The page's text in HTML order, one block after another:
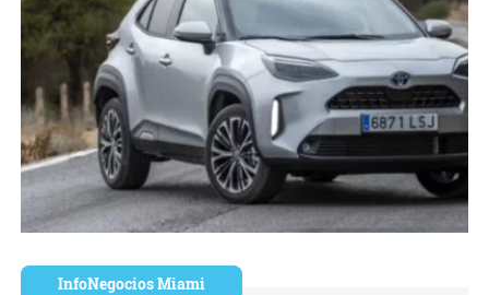
InfoNegocios Miami